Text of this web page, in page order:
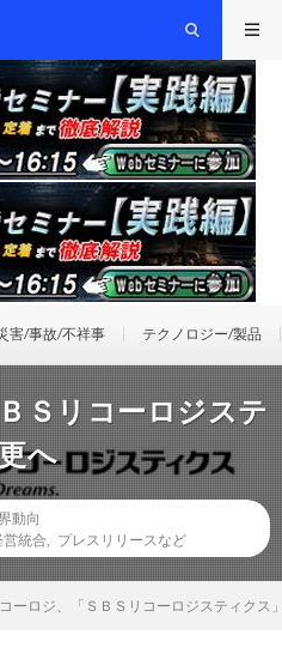
害/事故/不祥事 テクノロジー/製品
Ｓリコーロジステ
へ
動向
統合 プレスリリースなど
ーロジ、「ＳＢＳリコーロジスティクス